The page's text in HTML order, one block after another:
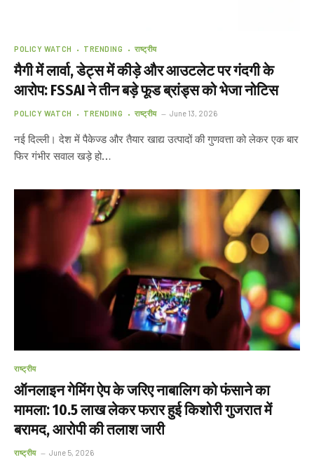
POLICY WATCH TRENDING राष्ट्रीय
मैगी में लार्वा, डेट्स में कीड़े और आउटलेट पर गंदगी के
आरोप: FSSAI ने तीन बड़े फूड ब्रांड्स को भेजा नोटिस
POLICY WATCH TRENDING राष्ट्रीय June 13, 2026
नई दिल्ली। देश में पैकेज्ड और तैयार खाद्य उत्पादों की गुणवत्ता को लेकर एक बार
फिर गंभीर सवाल खड़े हो…
राष्ट्रीय
ऑनलाइन गेमिंग ऐप के जरिए नाबालिग को फंसाने का
मामला: ₹10.5 लाख लेकर फरार हुई किशोरी गुजरात में
बरामद, आरोपी की तलाश जारी
राष्ट्रीय June 5, 2026